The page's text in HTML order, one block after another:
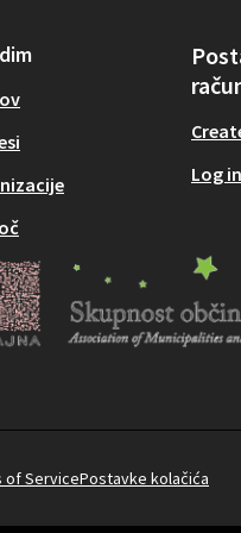
Log in
of ServicePostavke kolačića